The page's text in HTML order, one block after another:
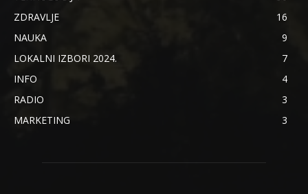
ZDRAVLJE
16
NAUKA
9
LOKALNI IZBORI 2024.
7
INFO
4
RADIO
3
MARKETING
3